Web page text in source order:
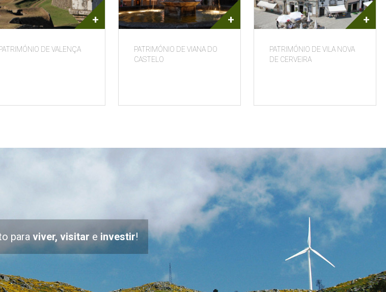
DE VALENÇA
+
PATRIMÓNIO DE VIANA DO
CASTELO
+
PATRIMÓNIO DE VILA NOVA
DE CERVEIRA
+
para viver, visitar e investir!